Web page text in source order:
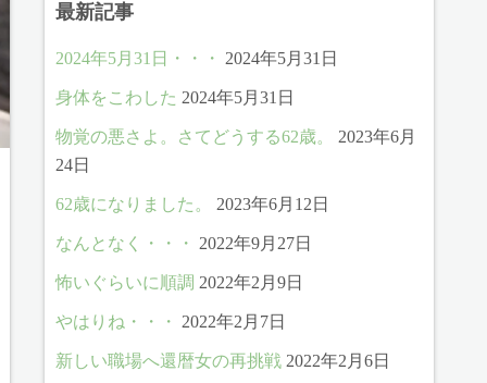
最新記事
2024年5月31日・・・ 2024年5月31日
身体をこわした 2024年5月31日
物覚の悪さよ。さてどうする62歳。
2023年6月
24日
62歳になりました。 2023年6月12日
なんとなく・・・ 2022年9月27日
怖いぐらいに順調 2022年2月9日
やはりね・・・ 2022年2月7日
新しい職場へ還暦女の再挑戦 2022年2月6日